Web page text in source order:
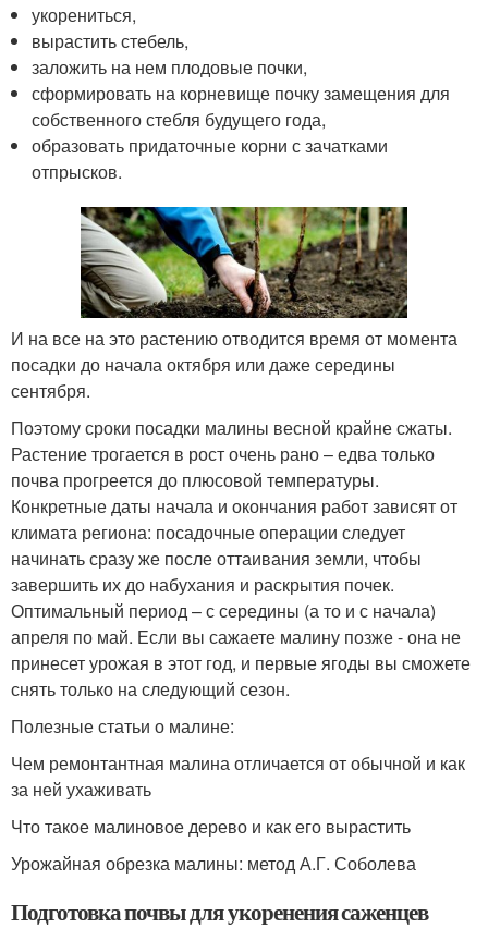
укорениться,
вырастить стебель,
заложить на нем плодовые почки,
сформировать на корневище почку замещения для
собственного стебля будущего года,
образовать придаточные корни с зачатками
отпрысков.
И на все на это растению отводится время от момента
посадки до начала октября или даже середины
сентября.
Поэтому сроки посадки малины весной крайне сжаты.
Растение трогается в рост очень рано – едва только
почва прогреется до плюсовой температуры.
Конкретные даты начала и окончания работ зависят от
климата региона: посадочные операции следует
начинать сразу же после оттаивания земли, чтобы
завершить их до набухания и раскрытия почек.
Оптимальный период – с середины (а то и с начала)
апреля по май. Если вы сажаете малину позже - она не
принесет урожая в этот год, и первые ягоды вы сможете
снять только на следующий сезон.
Полезные статьи о малине:
Чем ремонтантная малина отличается от обычной и как
за ней ухаживать
Что такое малиновое дерево и как его вырастить
Урожайная обрезка малины: метод А.Г. Соболева
Подготовка почвы для укоренения саженцев